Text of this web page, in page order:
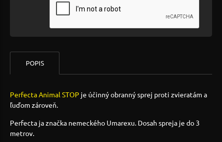
POPIS
Perfecta Animal STOP je účinný obranný sprej proti zvieratám a
ľuďom zároveň.
Perfecta ja značka nemeckého Umarexu. Dosah spreja je do 3
metrov.